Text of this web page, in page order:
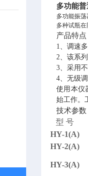
多功能
多功能振荡
多种试瓶在
产品特点
1、调速
2、该系
3、采用
4、无级
使用本仪
始工作。
技术参数
型 号
HY-1(A)
HY-2(A)
HY-3(A)